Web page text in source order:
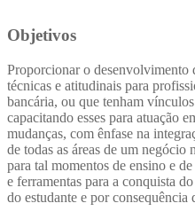
Objetivos
Proporcionar o desenvolvimento
técnicas e atitudinais para
bancária, ou que tenham
capacitando esses para atuação
mudanças, com ênfase na
de todas as áreas de um negócio
para tal momentos de ensino e
e ferramentas para a conquista
do estudante e por consequência